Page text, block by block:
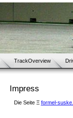
TrackOverview
Impress
Die Seite Ξ formel-